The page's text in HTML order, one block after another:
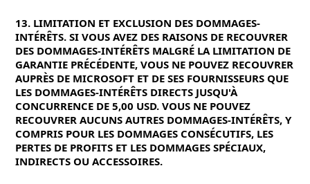
13. LIMITATION ET EXCLUSION DES DOMMAGES-
INTÉRÊTS. SI VOUS AVEZ DES RAISONS DE RECOUVRER
DES DOMMAGES-INTÉRÊTS MALGRÉ LA LIMITATION DE
GARANTIE PRÉCÉDENTE, VOUS NE POUVEZ RECOUVRER
AUPRÈS DE MICROSOFT ET DE SES FOURNISSEURS QUE
LES DOMMAGES-INTÉRÊTS DIRECTS JUSQU'À
CONCURRENCE DE 5,00 USD. VOUS NE POUVEZ
RECOUVRER AUCUNS AUTRES DOMMAGES-INTÉRÊTS, Y
COMPRIS POUR LES DOMMAGES CONSÉCUTIFS, LES
PERTES DE PROFITS ET LES DOMMAGES SPÉCIAUX,
INDIRECTS OU ACCESSOIRES.